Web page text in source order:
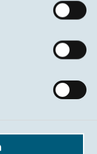
en
updates
artikels uit de